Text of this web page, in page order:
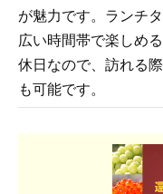
が魅力です。ランチ
広い時間帯で楽しめ
休日なので、訪れる
も可能です。